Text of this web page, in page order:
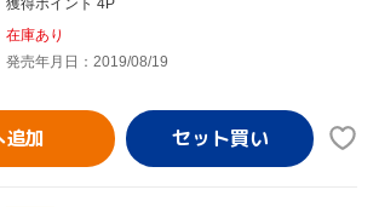
在庫あり
発売年月日：2019/08/19
追加